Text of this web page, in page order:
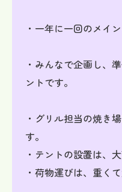
・一年に一回のメイ
・みんなで企画し、
ントです。
・グリル担当の焼き
す。
・テントの設置は、大
・荷物運びは、重くて